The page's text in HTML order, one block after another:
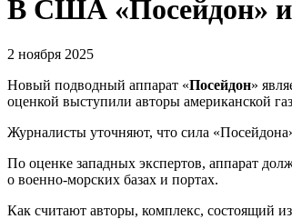
В США «Посейдон» и
2 ноября 2025
Новый подводный аппарат «Посейдон»
оценкой выступили авторы американской
Журналисты уточняют, что сила
По оценке западных экспертов, аппарат
о военно-морских базах и портах.
Как считают авторы, комплекс, состоящий